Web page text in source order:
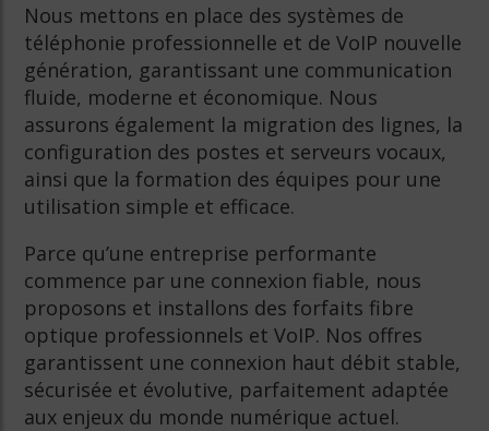
Nous mettons en place des systèmes de
téléphonie professionnelle et de VoIP nouvelle
génération, garantissant une communication
fluide, moderne et économique. Nous
assurons également la migration des lignes, la
configuration des postes et serveurs vocaux,
ainsi que la formation des équipes pour une
utilisation simple et efficace.
Parce qu’une entreprise performante
commence par une connexion fiable, nous
proposons et installons des forfaits fibre
optique professionnels et VoIP. Nos offres
garantissent une connexion haut débit stable,
sécurisée et évolutive, parfaitement adaptée
aux enjeux du monde numérique actuel.